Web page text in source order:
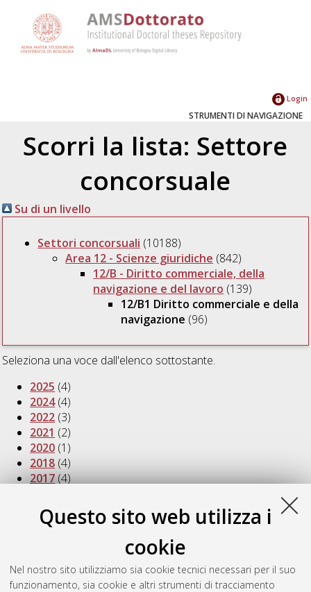
Questo sito web utilizza i
cookie
Nel nostro sito utilizziamo sia cookie tecnici necessari per il suo
funzionamento, sia cookie e altri strumenti di tracciamento
Login
STRUMENTI DI NAVIGAZIONE
Scorri la lista: Settore
concorsuale
Su di un livello
Settori concorsuali (10188)
Area 12 - Scienze giuridiche (842)
12/B - Diritto commerciale, della
navigazione e del lavoro (139)
12/B1 Diritto commerciale e della
navigazione (96)
Seleziona una voce dall'elenco sottostante.
2025 (4)
2024(4)
2022 (3)
2021 (2)
2020 (1)
2018 (4)
2017(4)
2015
2014(8)
2011(11)
2010(7)